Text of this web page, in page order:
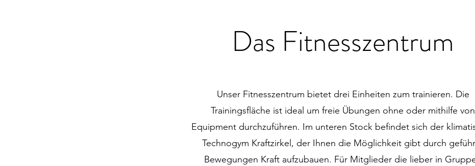
Das Fitnesszentrum
Unser Fitnesszentrum bietet drei Einheiten zum trainieren. Die
Trainingsfläche ist ideal um freie Übungen ohne oder mithilfe von
Equipment durchzuführen. Im unteren Stock befindet sich der
Technogym Kraftzirkel, der Ihnen die Möglichkeit gibt durch
Bewegungen Kraft aufzubauen. Für Mitglieder die lieber in